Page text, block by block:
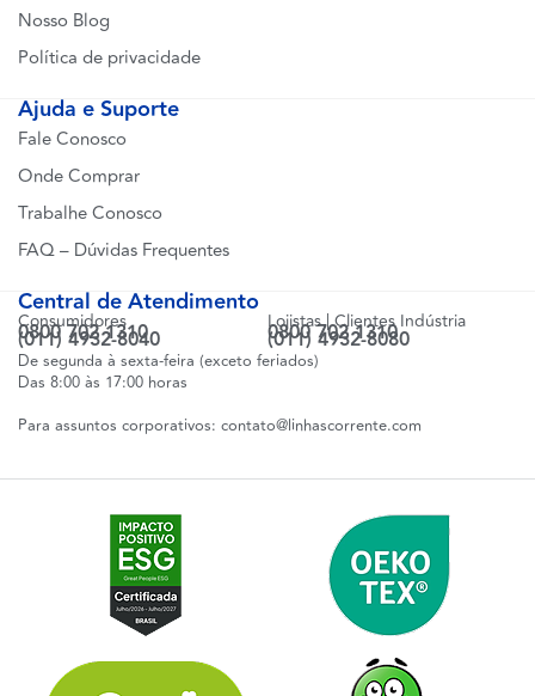
Nosso Blog
Política de privacidade
Ajuda e Suporte
Fale Conosco
Onde Comprar
Trabalhe Conosco
FAQ – Dúvidas Frequentes
Central de Atendimento
Consumidores
0800 702 1310
(011) 4932-8040
Lojistas | Clientes Indústria
0800 702 1310
(011) 4932-8080
De segunda à sexta-feira (exceto feriados)
Das 8:00 às 17:00 horas
Para assuntos corporativos: contato@linhascorrente.com